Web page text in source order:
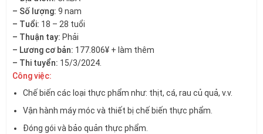
– Số lượng: 9 nam
– Tuổi: 18 – 28 tuổi
– Thuận tay: Phải
– Lương cơ bản: 177.806¥ + làm thêm
– Thi tuyển: 15/3/2024.
Công việc:
Chế biến các loại thực phẩm như: thịt, cá, rau củ quả, v.v.
Vận hành máy móc và thiết bị chế biến thực phẩm.
Đóng gói và bảo quản thực phẩm.